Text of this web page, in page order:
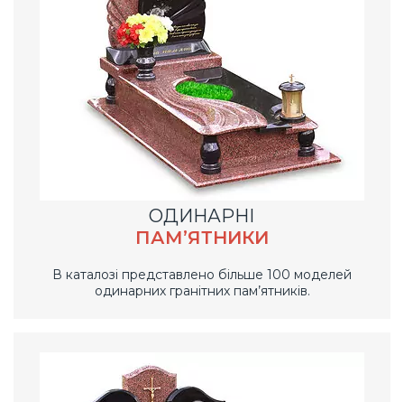
ОДИНАРНІ
ПАМ’ЯТНИКИ
В каталозі представлено більше 100 моделей
одинарних гранітних пам’ятників.